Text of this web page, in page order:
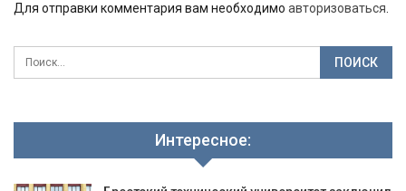
Для отправки комментария вам необходимо авторизоваться
Интересное: